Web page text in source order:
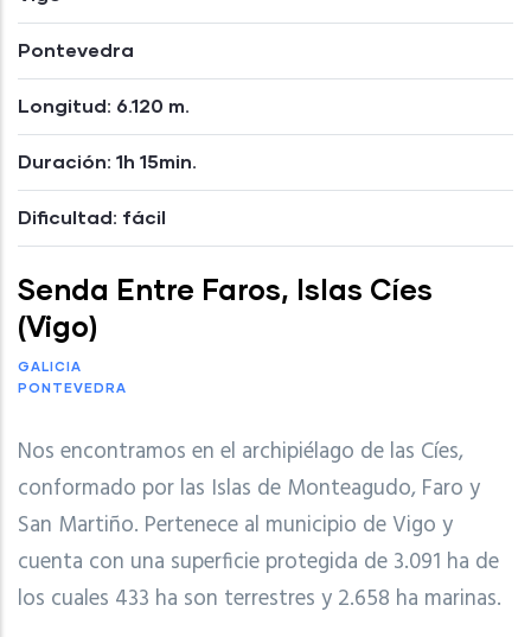
Pontevedra
Longitud: 6.120 m.
Duración: 1h 15min.
Dificultad: fácil
Senda Entre Faros, Islas Cíes
(Vigo)
GALICIA
PONTEVEDRA
Nos encontramos en el archipiélago de las Cíes,
conformado por las Islas de Monteagudo, Faro y
San Martiño. Pertenece al municipio de Vigo y
cuenta con una superficie protegida de 3.091 ha de
los cuales 433 ha son terrestres y 2.658 ha marinas.